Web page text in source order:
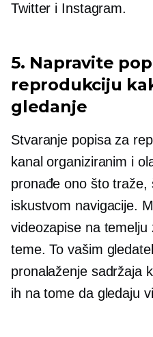
Twitter i Instagram.
5. Napravite
reprodukciju
gledanje
Stvaranje popisa za
kanal organiziranim i
pronađe ono što traže,
iskustvom navigacije.
videozapise na temelju
teme. To vašim
pronalaženje sadržaja
ih na tome da gledaju